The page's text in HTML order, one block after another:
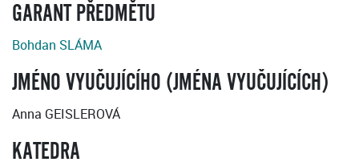
GARANT PŘEDMĚTU
Bohdan SLÁMA
JMÉNO VYUČUJÍCÍHO (JMÉNA VYUČUJÍCÍCH)
Anna GEISLEROVÁ
KATEDRA